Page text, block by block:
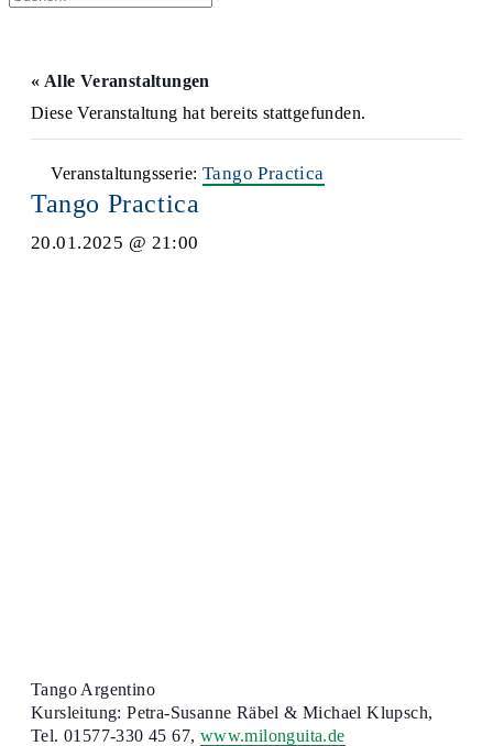
« Alle Veranstaltungen
Diese Veranstaltung hat bereits stattgefunden.
Veranstaltungsserie: Tango Practica
Tango Practica
20.01.2025 @ 21:00
Tango Argentino
Kursleitung: Petra-Susanne Räbel & Michael Klupsch,
Tel. 01577-330 45 67, www.milonguita.de